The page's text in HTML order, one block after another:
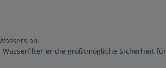
an.
er die größtmögliche Sicherheit